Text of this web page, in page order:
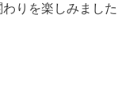
りを楽しみました